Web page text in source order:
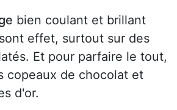
bien coulant et brillant
effet, surtout sur des
Et pour parfaire le tout,
copeaux de chocolat et
d'or.